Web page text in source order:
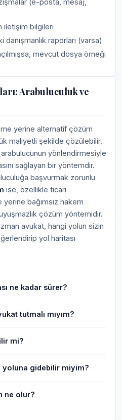
(e-posta, mesaj,
iletişim bilgileri
danışmanlık raporları (varsa)
mevcut dosya örneği
Arabuluculuk ve
yerine alternatif çözüm
maliyetli şekilde çözülebilir.
arabulucunun yönlendirmesiyle
sağlayan bir yöntemdir.
başvurmak zorunlu
ise, özellikle ticari
bağımsız hakem
çözüm yöntemidir.
avukat, hangi yolun sizin
yol haritası
ne kadar sürer?
tutmalı mıyım?
mi?
yoluna gidebilir miyim?
ne olur?